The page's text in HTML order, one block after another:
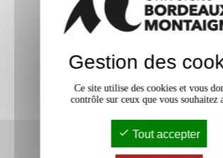
Gestion des
Ce site utilise des cookies et vous
contrôle sur ceux que vous souhaitez
Tout accepter